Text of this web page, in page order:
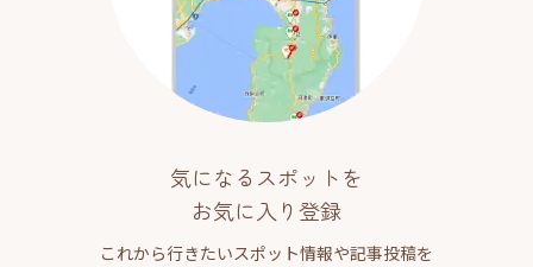
気になるスポットを
お気に入り登録
これから行きたいスポット情報や記事投稿を